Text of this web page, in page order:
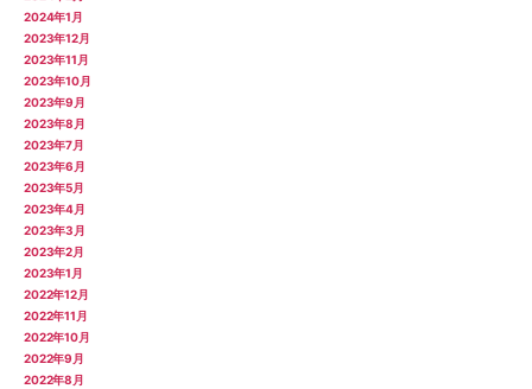
2024年1月
2023年12月
2023年11月
2023年10月
2023年9月
2023年8月
2023年7月
2023年6月
2023年5月
2023年4月
2023年3月
2023年2月
2023年1月
2022年12月
2022年11月
2022年10月
2022年9月
2022年8月